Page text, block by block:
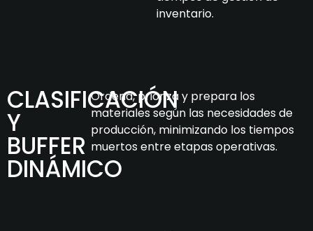
inventario.
Ordena, prioriza y prepara los
materiales según las necesidades de
producción, minimizando los tiempos
muertos entre etapas operativas.
CLASIFICACIÓN
Y
BUFFER
DINÁMICO